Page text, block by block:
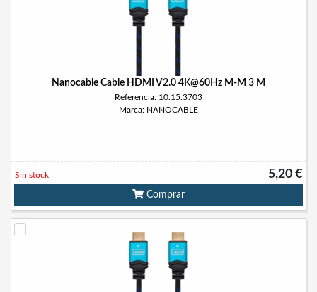
Nanocable Cable HDMI V2.0 4K@60Hz M-M 3 M
Referencia: 10.15.3703
Marca: NANOCABLE
5,20 €
Sin stock
Comprar